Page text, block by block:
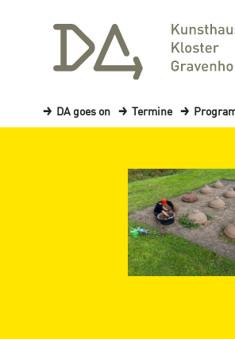
DA goes on Termine